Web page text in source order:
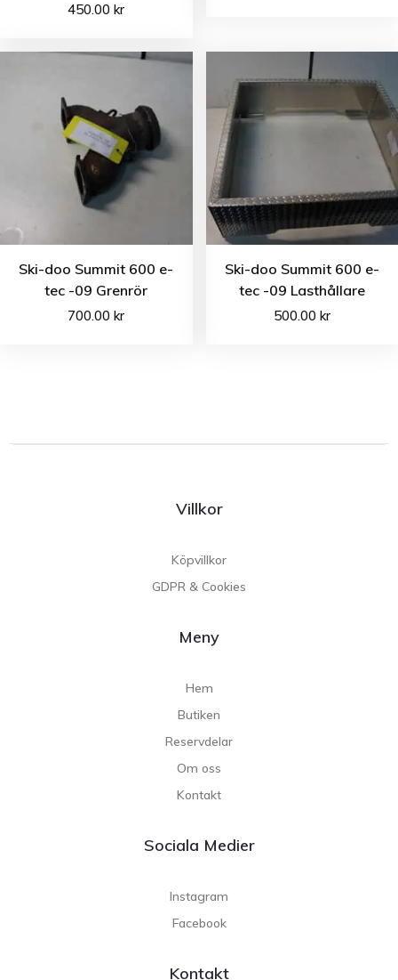
450.00kr
Ski-doo Summit 600 e-
tec -09 Grenrör
700.00kr
Ski-doo Summit 600 e-
tec -09 Lasthållare
500.00 kr
Villkor
Köpvillkor
GDPR & Cookies
Meny
Hem
Butiken
Reservdelar
Om oss
Kontakt
Sociala Medier
Instagram
Facebook
Kontakt